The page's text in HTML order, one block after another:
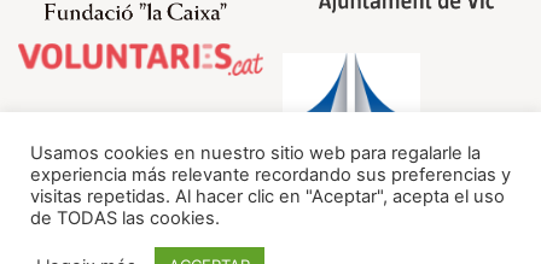
Usamos cookies en nuestro sitio web para regalarle la
experiencia más relevante recordando sus preferencias y
visitas repetidas. Al hacer clic en "Aceptar", acepta el uso
de TODAS las cookies.